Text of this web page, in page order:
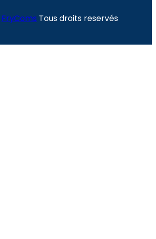
FryComs Tous droits reservés